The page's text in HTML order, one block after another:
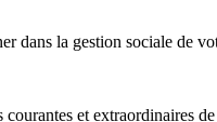
dans la gestion sociale de
et extraordinaires